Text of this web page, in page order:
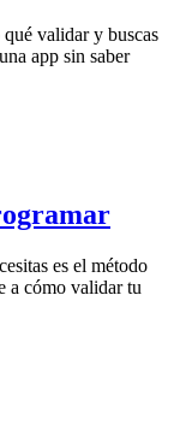
validar y buscas
app sin saber
es el método
a cómo validar tu